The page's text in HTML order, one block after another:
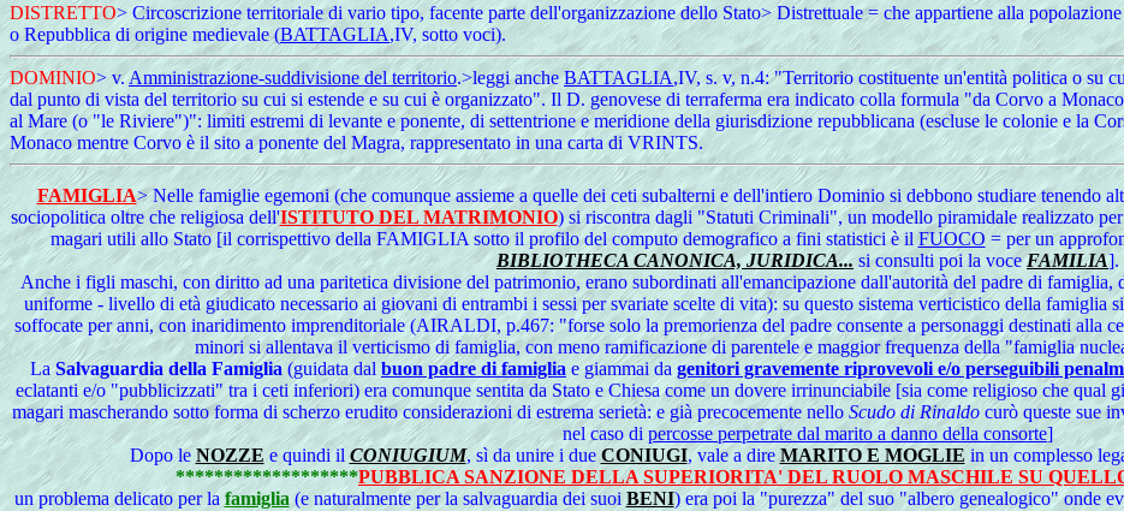
DISTRETTO> Circoscrizione territoriale di vario tipo, facente parte dell'organizzazione dello Stato> Distrettuale = che appartiene alla
o Repubblica di origine medievale (BATTAGLIA,IV, sotto voci).
DOMINIO> v.Amministrazione-suddivisione del territorio.>leggi ancheBATTAGLIA,IV, s. v, n.4: "Territorio costituente un'entità politica o su
dal punto di vista del territorio su cui si estende e su cui è organizzato". Il D. genovese di terraferma era indicato colla formula "da Corvo a
al Mare (o "le Riviere")": limiti estremi di levante e ponente, di settentrione e meridione della giurisdizione repubblicana (escluse le colonie e la
Monaco mentre Corvo è il sito a ponente del Magra, rappresentato in una carta di VRINTS.
FAMIGLIA> Nelle famiglie egemoni (che comunque assieme a quelle dei ceti subalterni e dell'intiero Dominio si debbono studiare tenendo
sociopolitica oltre che religiosa dell'ISTITUTO DEL MATRIMONIO) si riscontra dagli "Statuti Criminali", un modello piramidale realizzato
magari utili allo Stato [il corrispettivo della FAMIGLIA sotto il profilo del computo demografico a fini statistici è ilFUOCO = per un
BIBLIOTHECA CANONICA, JURIDICA... si consulti poi la voceFAMILIA].
Anche i figli maschi, con diritto ad una paritetica divisione del patrimonio, erano subordinati all'emancipazione dall'autorità del padre di
uniforme - livello di età giudicato necessario ai giovani di entrambi i sessi per svariate scelte di vita): su questo sistema verticistico della
soffocate per anni, con inaridimento imprenditoriale (AIRALDI, p.467: "forse solo la premorienza del padre consente a personaggi destinati alla
minori si allentava il verticismo di famiglia, con meno ramificazione di parentele e maggior frequenza della "famiglia
LaSalvaguardia della Famiglia (guidata dal buon padre di famiglia e giammai dagenitori gravemente riprovevoli e/o perseguibili
eclatanti e/o "pubblicizzati" tra i ceti inferiori) era comunque sentita da Stato e Chiesa come un dovere irrinunciabile [sia come religioso che qual
magari mascherando sotto forma di scherzo erudito considerazioni di estrema serietà: e già precocemente nelloScudo di Rinaldocurò queste sue
nel caso dipercosse perpetrate dal marito a danno della consorte]
Dopo le NOZZE e quindi il CONIUGIUM, sì da unire i due CONIUGI, vale a dire MARITO E MOGLIE in un complesso
*******************PUBBLICA SANZIONE DELLA SUPERIORITA' DEL RUOLO MASCHILE SU
un problema delicato per lafamiglia (e naturalmente per la salvaguardia dei suoi BENI) era poi la "purezza" del suo "albero genealogico" onde